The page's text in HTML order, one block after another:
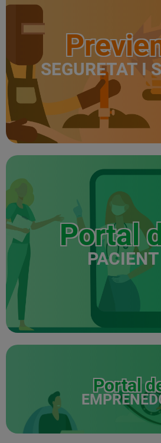
SEGURETAT I
Portal
PACIENT
Portal